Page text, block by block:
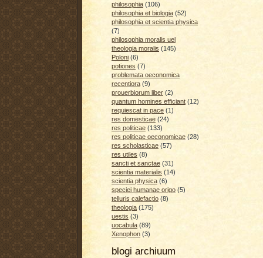
philosophia (106)
philosophia et biologia (52)
philosophia et scientia physica
(7)
philosophia moralis uel
theologia moralis (145)
Poloni (6)
potiones (7)
problemata oeconomica
recentiora (9)
prouerbiorum liber (2)
quantum homines efficiant (12)
requiescat in pace (1)
res domesticae (24)
res politicae (133)
res politicae oeconomicae (28)
res scholasticae (57)
res utiles (8)
sancti et sanctae (31)
scientia materialis (14)
scientia physica (6)
speciei humanae origo (5)
telluris calefactio (8)
theologia (175)
uestis (3)
uocabula (89)
Xenophon (3)
blogi archiuum